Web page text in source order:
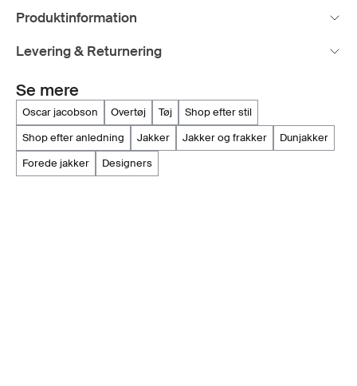
Produktinformation
Levering & Returnering
Se mere
oscar jacobson overtøj tøj
shop efter stil
shop efter anledning
jakker jakker og frakker
dunjakker
forede jakker
designers